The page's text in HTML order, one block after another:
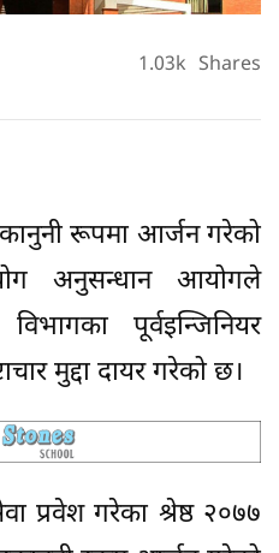
1.03k Shares
रूपमा आर्जन गरेको
अनुसन्धान आयोगले
पूर्वइन्जिनियर
मुद्दा दायर गरेको छ।
प्रवेश गरेका श्रेष्ठ २०७७